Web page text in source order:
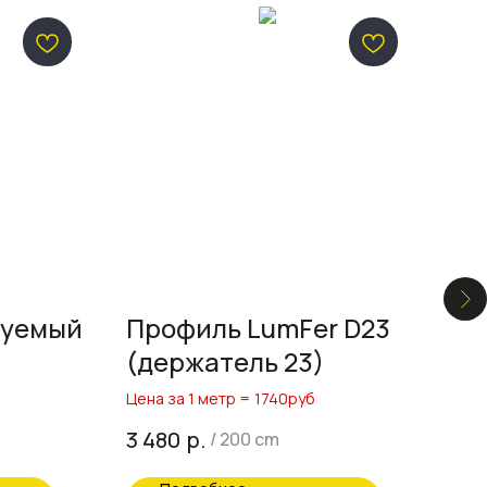
Профиль LumFer D23
(держатель 23)
Цена за 1 метр = 1740руб
3 480 р. /200 cm